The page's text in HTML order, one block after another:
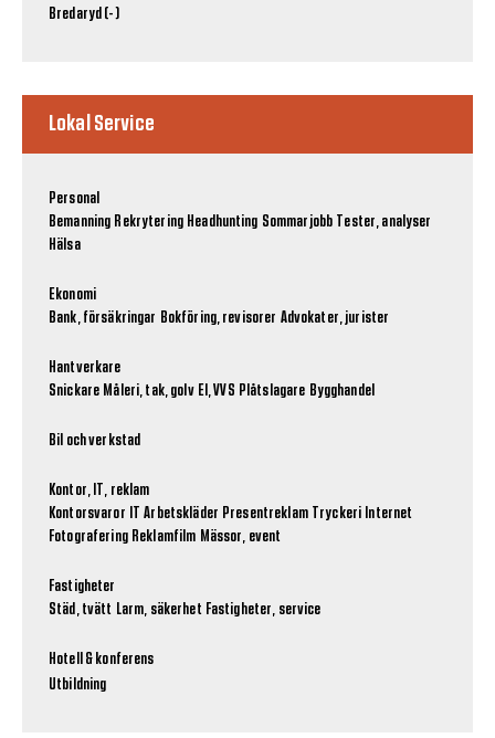
Bredaryd (-)
Lokal Service
Personal
Bemanning Rekrytering Headhunting Sommarjobb Tester, analyser
Hälsa
Ekonomi
Bank, försäkringar Bokföring, revisorer Advokater, jurister
Hantverkare
Snickare Måleri, tak, golv El, VVS Plåtslagare Bygghandel
Bil och verkstad
Kontor, IT, reklam
Kontorsvaror IT Arbetskläder Presentreklam Tryckeri Internet
Fotografering Reklamfilm Mässor, event
Fastigheter
Städ, tvätt Larm, säkerhet Fastigheter, service
Hotell & konferens
Utbildning